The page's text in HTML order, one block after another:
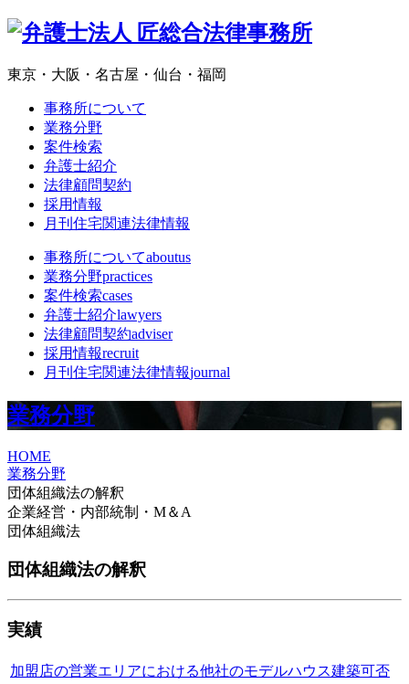
東京・大阪・名古屋・仙台・福岡
事務所について
業務分野
案件検索
弁護士紹介
法律顧問契約
採用情報
月刊住宅関連法律情報
事務所についてaboutus
業務分野practices
案件検索cases
弁護士紹介lawyers
法律顧問契約adviser
採用情報recruit
月刊住宅関連法律情報journal
業務分野
HOME
業務分野
団体組織法の解釈
企業経営・内部統制・M＆A
団体組織法
団体組織法の解釈
実績
加盟店の営業エリアにおける他社のモデルハウス建築可否